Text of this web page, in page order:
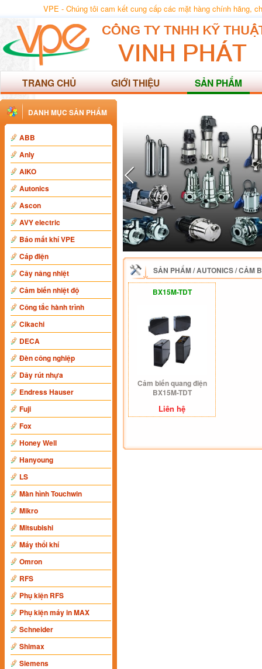
VPE - Chúng tôi cam kết cung cấp các mặt hàng chính hãng,
TRANG CHỦ GIỚI THIỆU SẢN PHẨM
DANH MỤC SẢN PHẨM
ABB
Anly
AIKO
Autonics
Ascon
AVY electric
Báo mất khí VPE
Cáp điện
Cây nâng nhiệt
Cảm biến nhiệt độ
Công tắc hành trình
Cikachi
DECA
Đèn công nghiệp
Dây rút nhựa
Endress Hauser
Fuji
Fox
Honey Well
Hanyoung
LS
Màn hình Touchwin
Mikro
Mitsubishi
Máy thổi khí
Omron
RFS
Phụ kiện RFS
Phụ kiện máy in MAX
Schneider
Shimax
Siemens
SẢN PHẨM/AUTONICS/CẢM
BX15M-TDT
Cảm biến quang điện
BX15M-TDT
Liên hệ